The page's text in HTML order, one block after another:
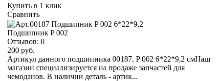
Купить в 1 клик
Сравнить
Подшипник P 002
Отзывов: 0
200 руб.
Артикул данного подшипника 00187, P 002 6*22*9,2 смНаш
магазин специализируется на продаже запчастей для
чемоданов. В наличии деталь - артик...